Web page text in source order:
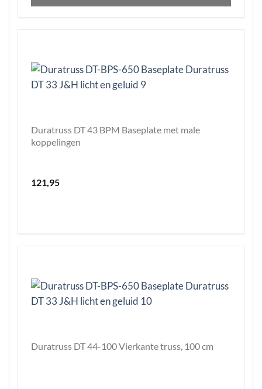
Duratruss DT 43 BPM Baseplate met male
koppelingen
121,95
Duratruss DT 44-100 Vierkante truss, 100 cm